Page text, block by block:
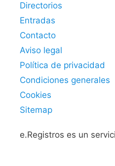
Directorios
Entradas
Contacto
Aviso legal
Política de privacidad
Condiciones generales
Cookies
Sitemap
e.Registros es un